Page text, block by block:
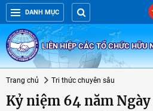
DANH MỤC
LIÊN HIỆP CÁC TỔ CHỨC HỮU
Trang chủ Tri thức chuyên sâu
Kỷ niệm 64 năm